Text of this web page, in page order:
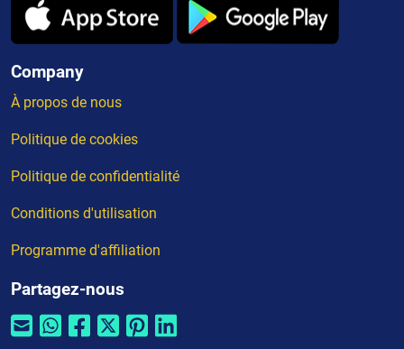
Company
À propos de nous
Politique de cookies
Politique de confidentialité
Conditions d'utilisation
Programme d'affiliation
Partagez-nous